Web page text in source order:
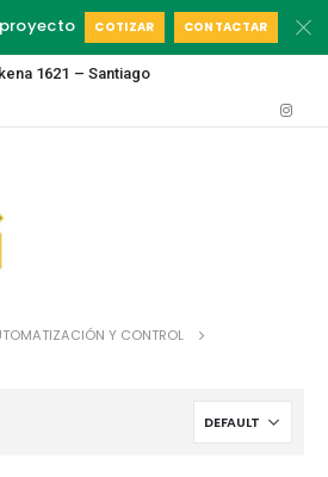
COTIZAR CONTACTAR
1621 – Santiago
Y CONTROL